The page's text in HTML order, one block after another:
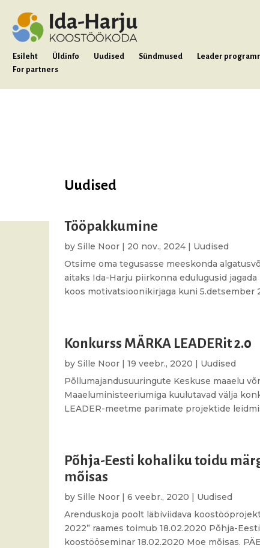
Esileht Üldinfo Uudised Sündmused Leader
For partners
Uudised
Tööpakkumine
by Sille Noor | 20 nov., 2024 | Uudised
Otsime oma tegusasse meeskonda
aitaks Ida-Harju piirkonna edulugusid
koos motivatsioonikirjaga kuni 5.detsember
Konkurss MÄRKA LEADERit 2.0
by Sille Noor | 19 veebr., 2020 | Uudised
Põllumajandusuuringute Keskuse maaelu
Maaeluministeeriumiga kuulutavad välja
LEADER-meetme parimate projektide
Põhja-Eesti kohaliku toidu
mõisas
by Sille Noor | 6 veebr., 2020 | Uudised
Arenduskoja poolt läbiviidava
2022” raames toimub 18.02.2020 Põhja-
koostööseminar 18.02.2020 Moe mõisas.